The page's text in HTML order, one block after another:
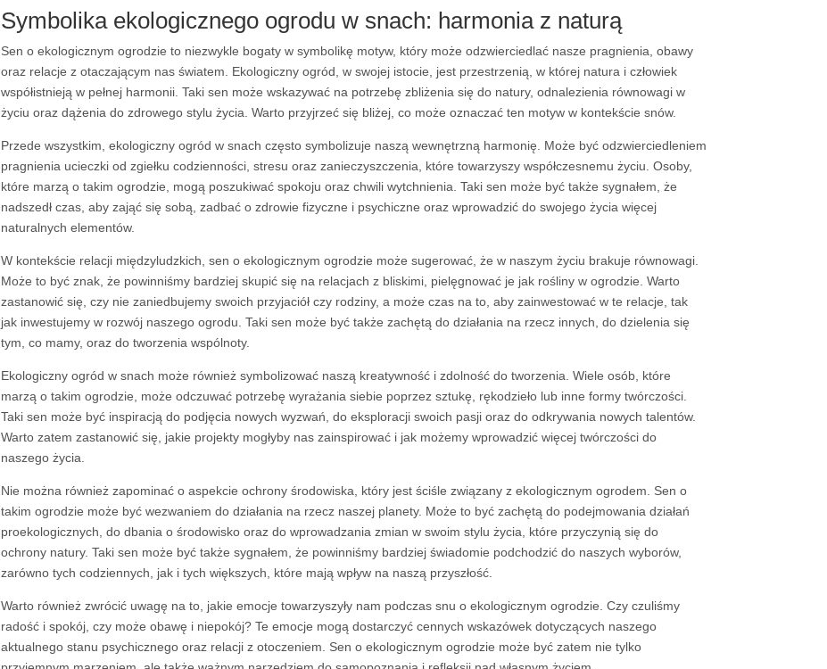
Symbolika ekologicznego ogrodu w snach: harmonia z naturą
Sen o ekologicznym ogrodzie to niezwykle bogaty w symbolikę motyw, który może odzwierciedlać nasze pragnienia, obawy
oraz relacje z otaczającym nas światem. Ekologiczny ogród, w swojej istocie, jest przestrzenią, w której natura i człowiek
współistnieją w pełnej harmonii. Taki sen może wskazywać na potrzebę zbliżenia się do natury, odnalezienia równowagi w
życiu oraz dążenia do zdrowego stylu życia. Warto przyjrzeć się bliżej, co może oznaczać ten motyw w kontekście snów.
Przede wszystkim, ekologiczny ogród w snach często symbolizuje naszą wewnętrzną harmonię. Może być odzwierciedleniem
pragnienia ucieczki od zgiełku codzienności, stresu oraz zanieczyszczenia, które towarzyszy współczesnemu życiu. Osoby,
które marzą o takim ogrodzie, mogą poszukiwać spokoju oraz chwili wytchnienia. Taki sen może być także sygnałem, że
nadszedł czas, aby zająć się sobą, zadbać o zdrowie fizyczne i psychiczne oraz wprowadzić do swojego życia więcej
naturalnych elementów.
W kontekście relacji międzyludzkich, sen o ekologicznym ogrodzie może sugerować, że w naszym życiu brakuje równowagi.
Może to być znak, że powinniśmy bardziej skupić się na relacjach z bliskimi, pielęgnować je jak rośliny w ogrodzie. Warto
zastanowić się, czy nie zaniedbujemy swoich przyjaciół czy rodziny, a może czas na to, aby zainwestować w te relacje, tak
jak inwestujemy w rozwój naszego ogrodu. Taki sen może być także zachętą do działania na rzecz innych, do dzielenia się
tym, co mamy, oraz do tworzenia wspólnoty.
Ekologiczny ogród w snach może również symbolizować naszą kreatywność i zdolność do tworzenia. Wiele osób, które
marzą o takim ogrodzie, może odczuwać potrzebę wyrażania siebie poprzez sztukę, rękodzieło lub inne formy twórczości.
Taki sen może być inspiracją do podjęcia nowych wyzwań, do eksploracji swoich pasji oraz do odkrywania nowych talentów.
Warto zatem zastanowić się, jakie projekty mogłyby nas zainspirować i jak możemy wprowadzić więcej twórczości do
naszego życia.
Nie można również zapominać o aspekcie ochrony środowiska, który jest ściśle związany z ekologicznym ogrodem. Sen o
takim ogrodzie może być wezwaniem do działania na rzecz naszej planety. Może to być zachętą do podejmowania działań
proekologicznych, do dbania o środowisko oraz do wprowadzania zmian w swoim stylu życia, które przyczynią się do
ochrony natury. Taki sen może być także sygnałem, że powinniśmy bardziej świadomie podchodzić do naszych wyborów,
zarówno tych codziennych, jak i tych większych, które mają wpływ na naszą przyszłość.
Warto również zwrócić uwagę na to, jakie emocje towarzyszyły nam podczas snu o ekologicznym ogrodzie. Czy czuliśmy
radość i spokój, czy może obawę i niepokój? Te emocje mogą dostarczyć cennych wskazówek dotyczących naszego
aktualnego stanu psychicznego oraz relacji z otoczeniem. Sen o ekologicznym ogrodzie może być zatem nie tylko